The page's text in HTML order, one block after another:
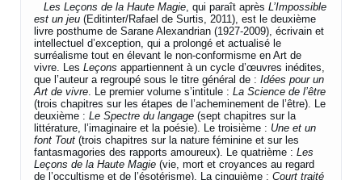
Les Leçons de la Haute Magie, qui paraît aprèsL’Impossible
est un jeu (Editinter/Rafael de Surtis, 2011), est le deuxième
livre posthume de Sarane Alexandrian (1927-2009), écrivain et
intellectuel d’exception, qui a prolongé et actualisé le
surréalisme tout en élevant le non-conformisme en Art de
vivre. LesLeçons appartiennent à un cycle d’œuvres inédites,
que l’auteur a regroupé sous le titre général de :Idées pour un
Art de vivre. Le premier volume s’intitule :La Science de l’être
(trois chapitres sur les étapes de l’acheminement de l’être). Le
deuxième :Le Spectre du langage (sept chapitres sur la
littérature, l’imaginaire et la poésie). Le troisième : Une et un
font Tout (trois chapitres sur la nature féminine et sur les
fantasmagories des rapports amoureux). Le quatrième :Les
Leçons de la Haute Magie (vie, mort et croyances au regard
de l’occultisme et de l’ésotérisme). La cinquième :Court traité